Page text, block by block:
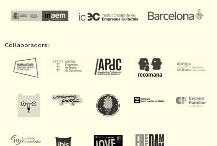
Col·laboradors: